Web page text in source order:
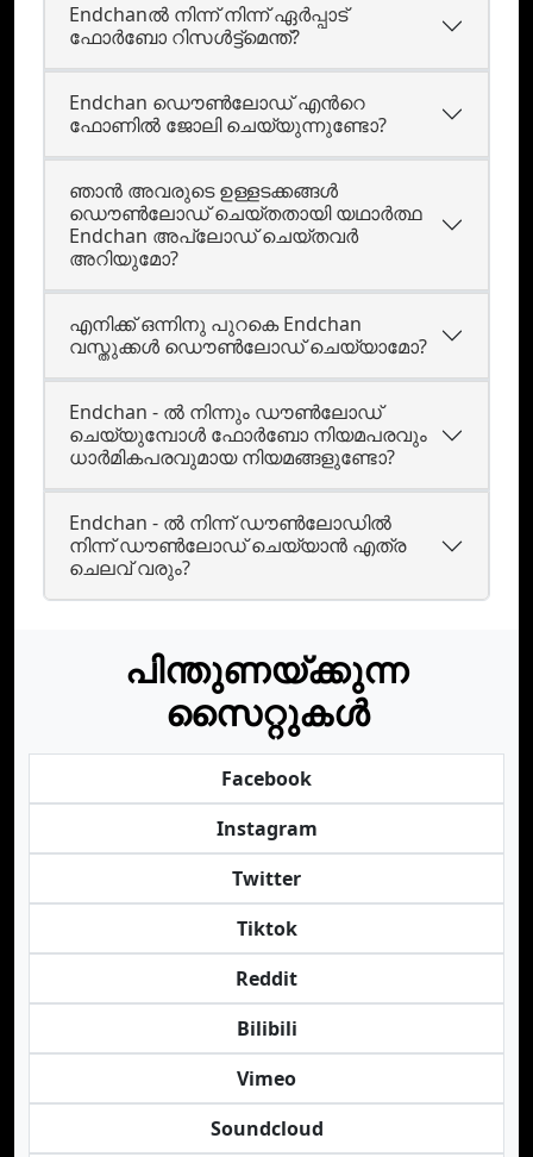
Endchanല്‍ നിന്ന്‍ നിന്ന്‍ ഏര്‍പ്പാട്‌
ഫോര്‍ബോ റിസള്‍ട്ട്‌മെന്ത്?
Endchan ഡൌണ്‍ലോഡ്‌ എന്‍റെ
ഫോണില്‍ ജോലി ചെയ്യുന്നുണ്ടോ?
ഞാന്‍ അവരുടെ ഉള്ളടക്കങ്ങള്‍
ഡൌണ്‍ലോഡ് ചെയ്തതായി യഥാര്‍ത്ഥ
Endchan അപ്ലോഡ് ചെയ്തവര്‍
അറിയുമോ?
എനിക്ക് ഒന്നിനു പുറകെ Endchan
വസ്തുക്കള്‍ ഡൌണ്‍ലോഡ് ചെയ്യാമോ?
Endchan - ൽ നിന്നും ഡൗൺലോഡ്‌
ചെയ്യുമ്പോൾ ഫോർബോ നിയമപരവും
ധാർമികപരവുമായ നിയമങ്ങളുണ്ടോ?
Endchan - ൽ നിന്ന് ഡൗൺലോഡിൽ
നിന്ന് ഡൗൺലോഡ് ചെയ്യാൻ എത്ര
ചെലവ് വരും?
പിന്തുണയ്ക്കുന്ന
സൈറ്റുകൾ
Facebook
Instagram
Twitter
Tiktok
Reddit
Bilibili
Vimeo
Soundcloud